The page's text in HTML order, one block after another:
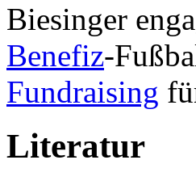
Biesinger
Benefiz-
Fundraising
Literatur